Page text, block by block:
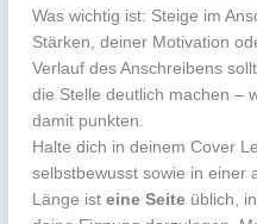
Was wichtig ist: Steige im
Stärken, deiner Motivation
Verlauf des Anschreibens
die Stelle deutlich machen –
damit punkten.
Halte dich in deinem Cover
selbstbewusst sowie in einer
Länge isteine Seite üblich,